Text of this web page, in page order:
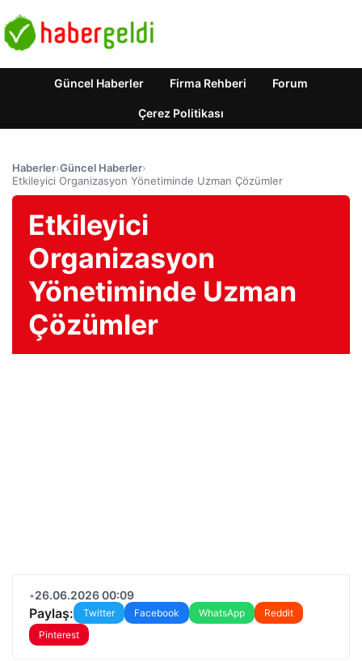
Güncel Haberler Firma Rehberi Forum
Çerez Politikası
Haberler›Güncel Haberler›
Etkileyici Organizasyon Yönetiminde Uzman Çözümler
Etkileyici
Organizasyon
Yönetiminde Uzman
Çözümler
•26.06.2026 00:09
Paylaş: Twitter Facebook WhatsApp
Reddit
Pinterest